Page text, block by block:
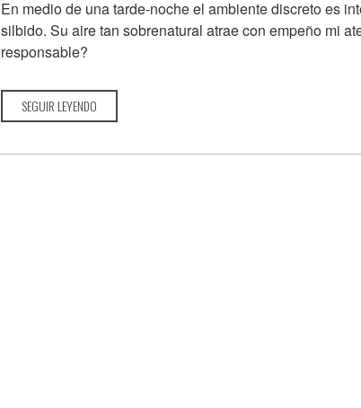
En medio de una tarde-noche el ambiente discreto es
silbido. Su aire tan sobrenatural atrae con empeño mi
responsable?
SEGUIR LEYENDO